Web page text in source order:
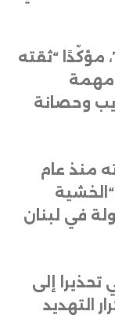
مؤكّدًا “ثقته
مهمة
وحصانة
منذ عام
“الخشية
في لبنان
تحذيرا إلى
التهديد